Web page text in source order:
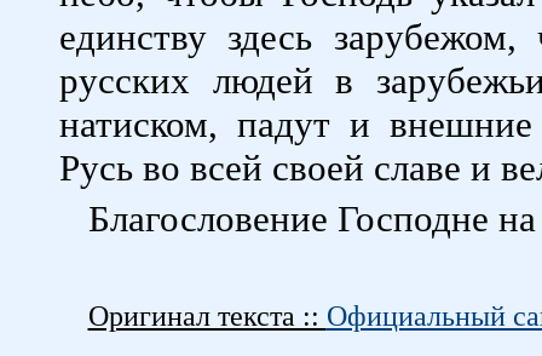
единству здесь
русских людей в
натиском, падут и
Русь во всей своей славе и
Благословение Господне
Оригинал текста :: Официальный